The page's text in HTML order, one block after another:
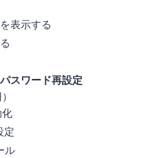
表示する
スワード再設定
化
定
ル